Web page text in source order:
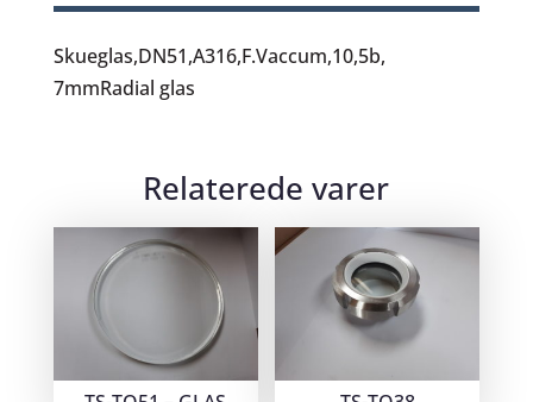
Skueglas,DN51,A316,F.Vaccum,10,5b,
7mmRadial glas
Relaterede varer